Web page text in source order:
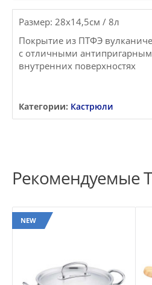
Размер: 28x14,5см / 8л
Покрытие из ПТФЭ
с отличными
внутренних поверхностях
Категории: Кастрюли
Рекомендуемые
NEW